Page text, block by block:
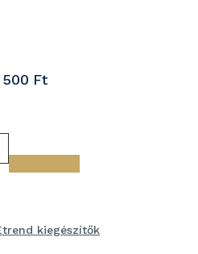
Ft
kiegészítők